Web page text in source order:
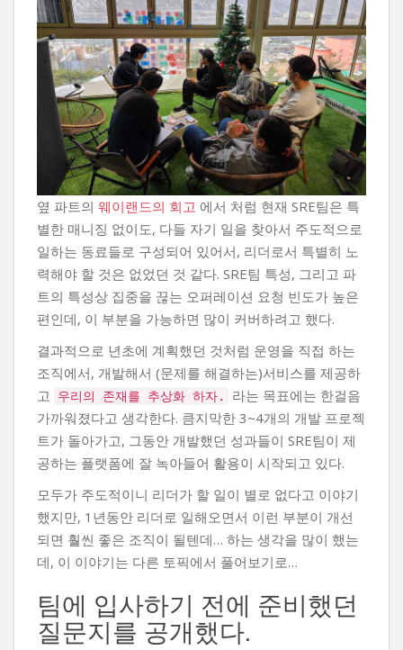
옆 파트의 웨이랜드의 회고 에서 처럼 현재 SRE팀은 특
별한 매니징 없이도, 다들 자기 일을 찾아서 주도적으로
일하는 동료들로 구성되어 있어서, 리더로서 특별히 노
력해야 할 것은 없었던 것 같다. SRE팀 특성, 그리고 파
트의 특성상 집중을 끊는 오퍼레이션 요청 빈도가 높은
편인데, 이 부분을 가능하면 많이 커버하려고 했다.
결과적으로 년초에 계획했던 것처럼 운영을 직접 하는
조직에서, 개발해서 (문제를 해결하는)서비스를 제공하
고
우리의 존재를 추상화 하자.
라는 목표에는 한걸음
가까워졌다고 생각한다. 큼지막한 3~4개의 개발 프로젝
트가 돌아가고, 그동안 개발했던 성과들이 SRE팀이 제
공하는 플랫폼에 잘 녹아들어 활용이 시작되고 있다.
모두가 주도적이니 리더가 할 일이 별로 없다고 이야기
했지만, 1년동안 리더로 일해오면서 이런 부분이 개선
되면 훨씬 좋은 조직이 될텐데… 하는 생각을 많이 했는
데, 이 이야기는 다른 토픽에서 풀어보기로…
팀에 입사하기 전에 준비했던
질문지를 공개했다.